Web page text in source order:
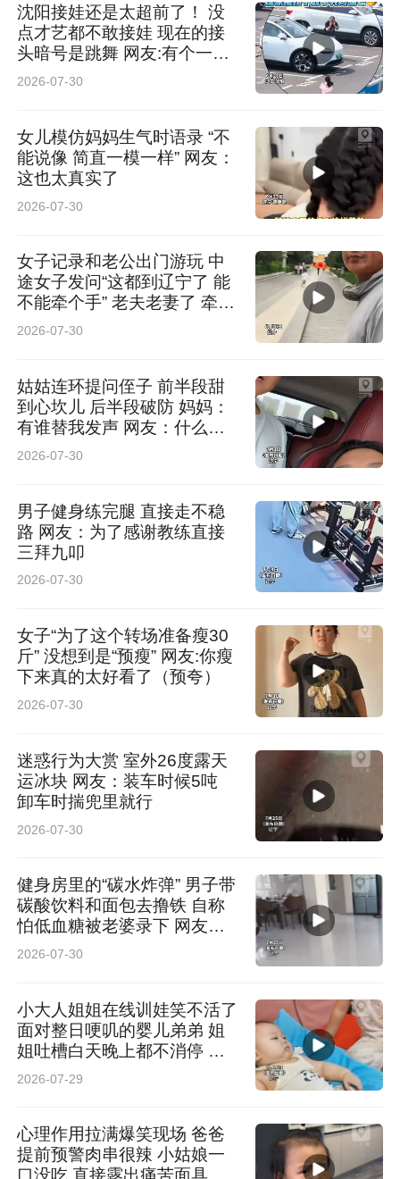
沈阳接娃还是太超前了！ 没
点才艺都不敢接娃 现在的接
头暗号是跳舞 网友:有个一起
疯的爸爸是一辈子幸福
2026-07-30
女儿模仿妈妈生气时语录 “不
能说像 简直一模一样” 网友：
这也太真实了
2026-07-30
女子记录和老公出门游玩 中
途女子发问“这都到辽宁了 能
不能牵个手” 老夫老妻了 牵手
后相视大笑 网友：你俩笑的
2026-07-30
姑姑连环提问侄子 前半段甜
到心坎儿 后半段破防 妈妈：
有谁替我发声 网友：什么暖
壶
2026-07-30
男子健身练完腿 直接走不稳
路 网友：为了感谢教练直接
三拜九叩
2026-07-30
女子“为了这个转场准备瘦30
斤” 没想到是“预瘦” 网友:你瘦
下来真的太好看了（预夸）
2026-07-30
迷惑行为大赏 室外26度露天
运冰块 网友：装车时候5吨
卸车时揣兜里就行
2026-07-30
健身房里的“碳水炸弹” 男子带
碳酸饮料和面包去撸铁 自称
怕低血糖被老婆录下 网友：
我哥练哪块肌肉 咀嚼肌啊
2026-07-30
小大人姐姐在线训娃笑不活了
面对整日哽叽的婴儿弟弟 姐
姐吐槽白天晚上都不消停 网
友：小小年纪操着老妈的心
2026-07-29
心理作用拉满爆笑现场 爸爸
提前预警肉串很辣 小姑娘一
口没吃 直接露出痛苦面具 网